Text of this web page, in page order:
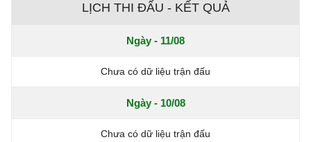
LỊCH THI ĐẤU - KẾT QUẢ
Ngày - 11/08
Chưa có dữ liệu trận đấu
Ngày - 10/08
Chưa có dữ liệu trận đấu